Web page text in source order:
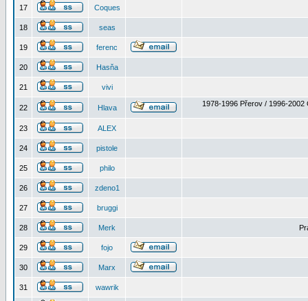
17 Coques
18 seas
19 ferenc
20 Hasňa
21 vivi
22 Hlava 1978-1996 Přerov / 1996-2002
23 ALEX
24 pistole
25 philo
26 zdeno1
27 bruggi
28 Merk
29 fojo
30 Marx
31 wawrik